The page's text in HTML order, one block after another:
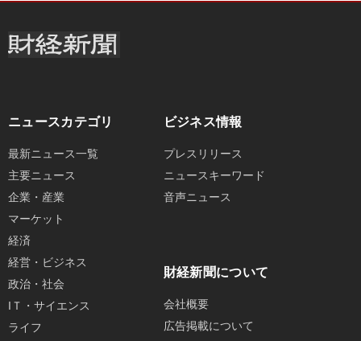
ニュースカテゴリ
最新ニュース一覧
主要ニュース
企業・産業
マーケット
経済
経営・ビジネス
政治・社会
IＴ・サイエンス
ライフ
ビジネス情報
プレスリリース
ニュースキーワード
音声ニュース
財経新聞について
会社概要
広告掲載について